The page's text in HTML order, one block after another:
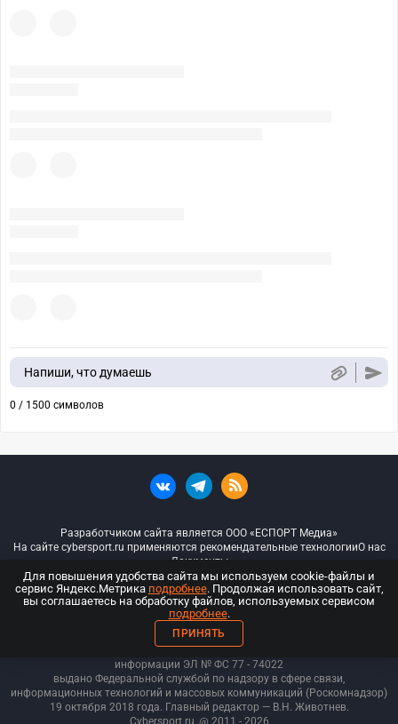
Напиши, что думаешь
0 / 1500 символов
Разработчиком сайта является ООО «ЕСПОРТ Медиа»
На сайте cybersport.ru применяются рекомендательные технологииО нас
Документы
© ООО «Киберспорт.ру» — Все права защищены
18+
ООО «Киберспорт.ру». Свидетельство о регистрации средств массовой
информации ЭЛ № ФС 77 - 74022
выдано Федеральной службой по надзору в сфере связи,
информационных технологий и массовых коммуникаций (Роскомнадзор)
19 октября 2018 года. Главный редактор — В.Н. Животнев.
Cybersport.ru @ 2011 - 2026
Для повышения удобства сайта мы используем cookie-файлы и
сервис Яндекс.Метрика подробнее. Продолжая использовать сайт,
вы соглашаетесь на обработку файлов, используемых сервисом
подробнее.
ПРИНЯТЬ